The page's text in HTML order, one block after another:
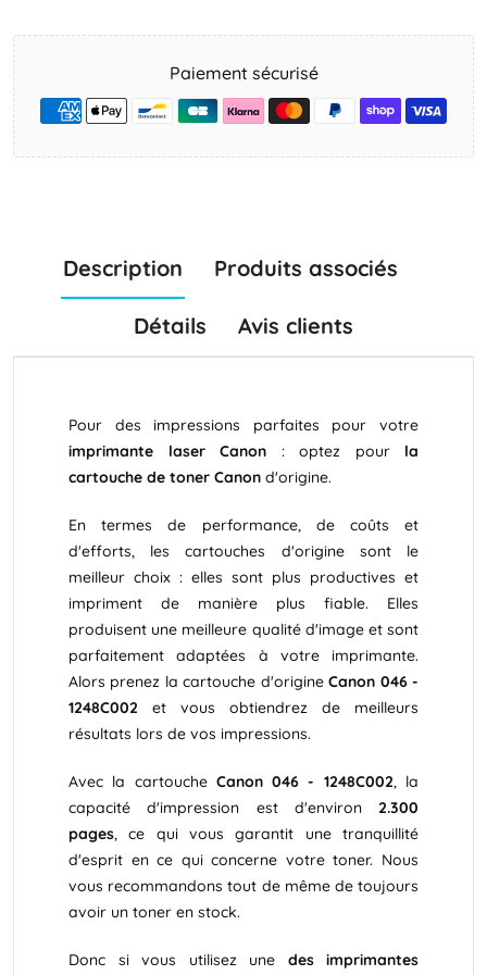
Paiement sécurisé
Description Produits associés
Détails Avis clients
Pour des impressions parfaites pour votre
imprimante laser Canon : optez pour la
cartouche de toner Canon d'origine.
En termes de performance, de coûts et
d'efforts, les cartouches d'origine sont le
meilleur choix : elles sont plus productives et
impriment de manière plus fiable. Elles
produisent une meilleure qualité d'image et sont
parfaitement adaptées à votre imprimante.
Alors prenez la cartouche d'origineCanon 046 -
1248C002 et vous obtiendrez de meilleurs
résultats lors de vos impressions.
Avec la cartouche Canon 046 - 1248C002, la
capacité d'impression est d'environ 2.300
pages, ce qui vous garantit une tranquillité
d'esprit en ce qui concerne votre toner. Nous
vous recommandons tout de même de toujours
avoir un toner en stock.
Donc si vous utilisez une des imprimantes